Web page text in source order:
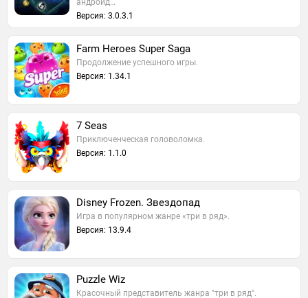
андроид…
Версия: 3.0.3.1
Farm Heroes Super Saga
Продолжение успешного игры.
Версия: 1.34.1
7 Seas
Приключенческая головоломка.
Версия: 1.1.0
Disney Frozen. Звездопад
Игра в популярном жанре «три в ряд».
Версия: 13.9.4
Puzzle Wiz
Красочный представитель жанра "три в ряд".